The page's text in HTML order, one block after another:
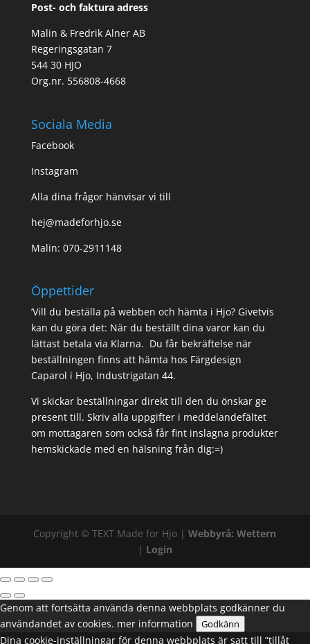
Post- och faktura adress
Malin & Fredrik Alner AB
Regeringsgatan 7
544 30 HJO
Org.nr. 556808-4668
Sociala Media
Facebook
Instagram
Alla dina frågor hänvisar vi till
hej@madeforhjo.se
Malin: 070-2911148
Öppettider
’Vill du beställa på webben och hämta i Hjo? Givetvis
kan du göra det: När du beställt dina varor kan du
lättast betala via Klarna. Du får bekräftelse när
beställningen finns att hämta hos Färgdesign
Caparol i Hjo, Industrigatan 44.
Vi skickar beställningar direkt till den du önskar ge
present till. Skriv alla uppgifter i meddelandefältet
om mottagaren som också får fint inslagna produkter
hemskickade med en hälsning från dig:=)
Copyright ©TEXT Made for Hjo |Webbyrå: Wettern
| Login
Genom att fortsätta använda denna webbplats godkänner du
användandet av cookies. mer information Godkänn
Dina cookie-inställningar för denna webbplats är satt till ”tillåt